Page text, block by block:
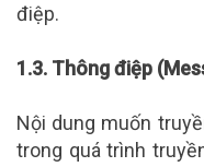
điệp.
1.3. Thông điệp
Nội dung muốn
trong quá trình